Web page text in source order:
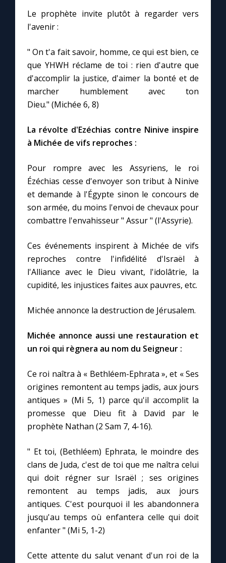
Le prophète invite plutôt à regarder vers
l'avenir :
" On t'a fait savoir, homme, ce qui est bien, ce
que YHWH réclame de toi : rien d'autre que
d'accomplir la justice, d'aimer la bonté et de
marcher humblement avec ton
Dieu." (Michée 6, 8)
La révolte d'Ezéchias contre Ninive inspire
à Michée de vifs reproches :
Pour rompre avec les Assyriens, le roi
Ézéchias cesse d'envoyer son tribut à Ninive
et demande à l'Égypte sinon le concours de
son armée, du moins l'envoi de chevaux pour
combattre l'envahisseur " Assur " (l'Assyrie).
Ces événements inspirent à Michée de vifs
reproches contre l'infidélité d'Israël à
l'Alliance avec le Dieu vivant, l'idolâtrie, la
cupidité, les injustices faites aux pauvres, etc.
Michée annonce la destruction de Jérusalem.
Michée annonce aussi une restauration et
un roi qui règnera au nom du Seigneur :
Ce roi naîtra à « Bethléem-Ephrata », et « Ses
origines remontent au temps jadis, aux jours
antiques » (Mi 5, 1) parce qu'il accomplit la
promesse que Dieu fit à David par le
prophète Nathan (2 Sam 7, 4-16).
" Et toi, (Bethléem) Ephrata, le moindre des
clans de Juda, c'est de toi que me naîtra celui
qui doit régner sur Israël ; ses origines
remontent au temps jadis, aux jours
antiques. C'est pourquoi il les abandonnera
jusqu'au temps où enfantera celle qui doit
enfanter " (Mi 5, 1-2)
Cette attente du salut venant d'un roi de la